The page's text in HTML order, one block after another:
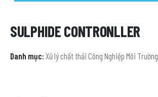
SULPHIDE CONTRONLLER
Danh mục: Xử lý chất thải Công Nghiệp Môi Trường